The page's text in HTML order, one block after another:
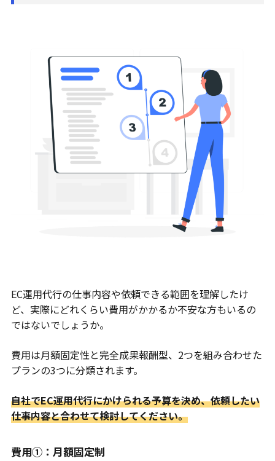
EC運用代行の仕事内容や依頼できる範囲を理解したけ
ど、実際にどれくらい費用がかかるか不安な方もいるの
ではないでしょうか。
費用は月額固定性と完全成果報酬型、2つを組み合わせた
プランの3つに分類されます。
自社でEC運用代行にかけられる予算を決め、依頼したい
仕事内容と合わせて検討してください。
費用①：月額固定制